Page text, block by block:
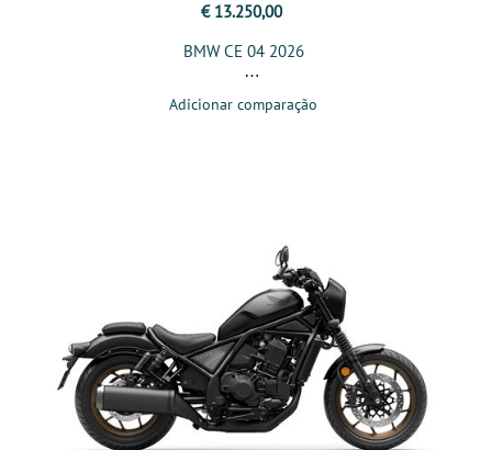
€ 13.250,00
BMW CE 04 2026
Adicionar comparação